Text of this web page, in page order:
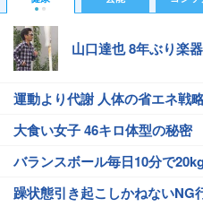
山口達也 8年ぶり楽
運動より代謝 人体の省エネ戦
大食い女子 46キロ体型の秘密
バランスボール毎日10分で
躁状態引き起こしかねないNG